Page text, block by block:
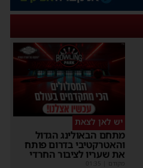
יש לאן לצאת
מתחם הבאולינג הגדול
והאטרקטיבי בדרום פותח
את שעריו לציבור החרדי
מקודם